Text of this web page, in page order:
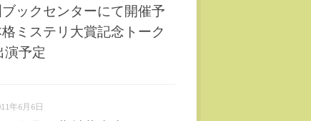
ックセンターにて開催予
ミステリ大賞記念トーク
演予定
年6月6日